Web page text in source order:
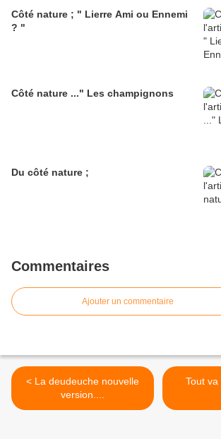
Côté nature ; " Lierre Ami ou Ennemi
? "
Côté nature ..." Les champignons
Du côté nature ;
Commentaires
Ajouter un commentaire
< La deudeuche nouvelle
version....